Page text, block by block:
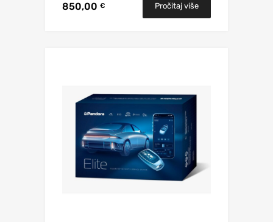
850,00 € Pročitaj više